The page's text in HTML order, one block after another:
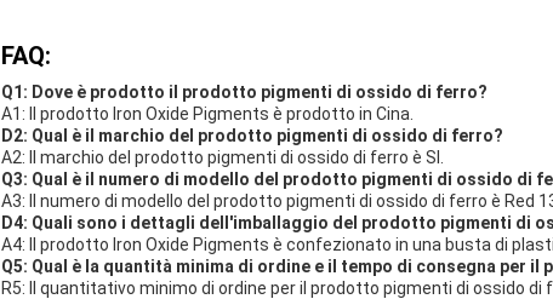
FAQ:
Q1: Dove è prodotto il prodotto pigmenti di ossido di ferro?
A1: Il prodotto Iron Oxide Pigments è prodotto in Cina.
D2: Qual è il marchio del prodotto pigmenti di ossido di ferro?
A2: Il marchio del prodotto pigmenti di ossido di ferro è SI.
Q3: Qual è il numero di modello del prodotto pigmenti di ossido di
A3: Il numero di modello del prodotto pigmenti di ossido di ferro è Red
D4: Quali sono i dettagli dell'imballaggio del prodotto pigmenti di
A4: Il prodotto Iron Oxide Pigments è confezionato in una busta di
Q5: Qual è la quantità minima di ordine e il tempo di consegna per
R5: Il quantitativo minimo di ordine per il prodotto pigmenti di ossido di